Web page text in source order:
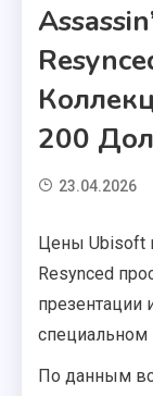
200
23.04.2026
Цены Ubisoft
Resynced
презентации
специальном
По данным